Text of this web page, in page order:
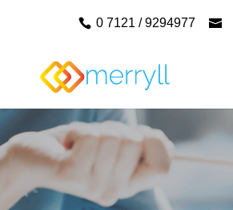
0 7121 / 9294977